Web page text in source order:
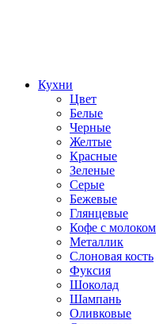
Кухни
Цвет
Белые
Черные
Желтые
Красные
Зеленые
Серые
Бежевые
Глянцевые
Кофе с молоком
Металлик
Слоновая кость
Фуксия
Шоколад
Шампань
Оливковые